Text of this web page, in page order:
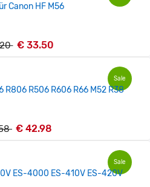
Canon HF M56
€ 33.50
Sale
R806 R506 R606 R66 M52 R38
€ 42.98
Sale
ES-4000 ES-410V ES-420V